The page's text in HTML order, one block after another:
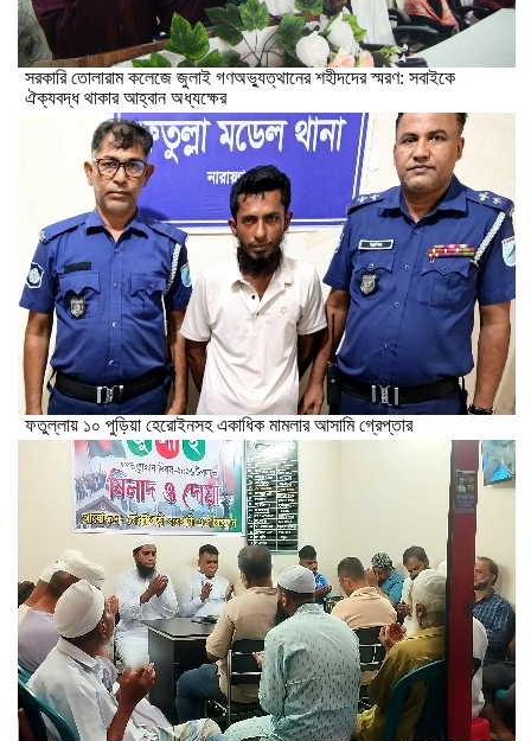
সরকারি তোলারাম কলেজে জুলাই গণঅভ্যুত্থানের শহীদদের স্মরণ: সবাইকে
ঐক্যবদ্ধ থাকার আহ্বান অধ্যক্ষের
ফতুল্লায় ১০ পুড়িয়া হেরোইনসহ একাধিক মামলার আসামি গ্রেপ্তার